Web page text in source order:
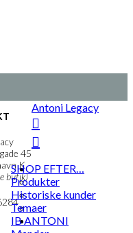
45
K
butik)
Antoni Legacy
SHOP EFTER…
Produkter
Historiske kunder
Temaer
IB ANTONI